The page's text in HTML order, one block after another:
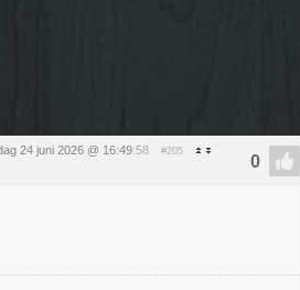
24 juni 2026 @ 16:49:58 #205